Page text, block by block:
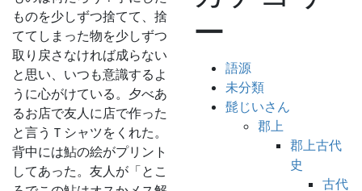
ものを少しずつ捨てて、捨
ててしまった物を少しずつ
取り戻さなければ成らない
と思い、いつも意識するよ
うに心がけている。夕べあ
るお店で友人に店で作った
と言うＴシャツをくれた。
背中には鮎の絵がプリント
してあった。友人が「とこ
ー
語源
未分類
髭じいさん
郡上
郡上古代
史
古代